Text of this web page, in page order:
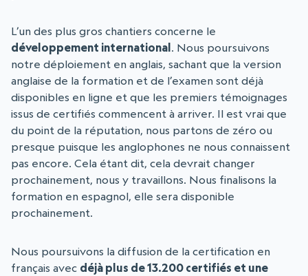
L’un des plus gros chantiers concerne le
développement international. Nous poursuivons
notre déploiement en anglais, sachant que la version
anglaise de la formation et de l’examen sont déjà
disponibles en ligne et que les premiers témoignages
issus de certifiés commencent à arriver. Il est vrai que
du point de la réputation, nous partons de zéro ou
presque puisque les anglophones ne nous connaissent
pas encore. Cela étant dit, cela devrait changer
prochainement, nous y travaillons. Nous finalisons la
formation en espagnol, elle sera disponible
prochainement.
Nous poursuivons la diffusion de la certification en
français avec déjà plus de 13.200 certifiés et une